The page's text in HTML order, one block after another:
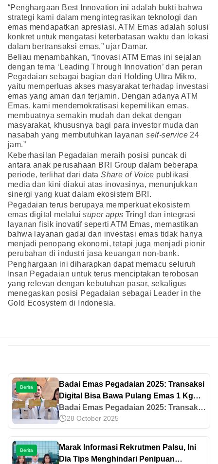
“Penghargaan Best Innovation ini adalah bukti bahwa
strategi kami dalam mengintegrasikan teknologi dan
emas mendapatkan apresiasi. ATM Emas adalah solusi
konkret untuk mengatasi keterbatasan waktu dan lokasi
dalam bertransaksi emas,” ujar Damar.
Beliau menambahkan, “Inovasi ATM Emas ini sejalan
dengan tema ‘Leading Through Innovation’ dan peran
Pegadaian sebagai bagian dari Holding Ultra Mikro,
yaitu memperluas akses masyarakat terhadap investasi
emas yang aman dan terjamin. Dengan adanya ATM
Emas, kami mendemokratisasi kepemilikan emas,
membuatnya semakin mudah dan dekat dengan
masyarakat, khususnya bagi para investor muda dan
nasabah yang membutuhkan layananself-service 24
jam.”
Keberhasilan Pegadaian meraih posisi puncak di
antara anak perusahaan BRI Group dalam beberapa
periode, terlihat dari dataShare of Voice publikasi
media dan kini diakui atas inovasinya, menunjukkan
sinergi yang kuat dalam ekosistem BRI.
Pegadaian terus berupaya memperkuat ekosistem
emas digital melaluisuper apps Tring! dan integrasi
layanan fisik inovatif seperti ATM Emas, memastikan
bahwa layanan gadai dan investasi emas tidak hanya
menjadi penopang ekonomi, tetapi juga menjadi pionir
perubahan di industri jasa keuangan non-bank.
Penghargaan ini diharapkan dapat memacu seluruh
Insan Pegadaian untuk terus menciptakan terobosan
yang relevan dengan kebutuhan pasar, sekaligus
menegaskan posisi Pegadaian sebagai Leader in the
Gold Ecosystem di Indonesia.
Berita
Badai Emas Pegadaian 2025: Transaksi
Digital Bisa Bawa Pulang Emas 1 Kg
dan Paket Haji
Badai Emas Pegadaian 2025: Transaksi
Digital Bisa Bawa Pulang Emas 1 Kg
dan Paket Haji
28 October 2025
Berita
Marak Informasi Rekrutmen Palsu, Ini
Dia Tips Menghindari Penipuan